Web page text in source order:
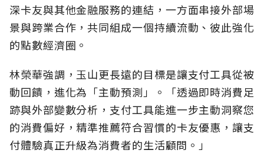
深卡友與其他金融服務的連結，一方面串接外部場
景與跨業合作，共同組成一個持續流動、彼此強化
的點數經濟圈。
林榮華強調，玉山更長遠的目標是讓支付工具從被
動回饋，進化為「主動預測」。「透過即時消費足
跡與外部變數分析，支付工具能進一步主動洞察您
的消費偏好，精準推薦符合習慣的卡友優惠，讓支
付體驗真正升級為消費者的生活顧問。」